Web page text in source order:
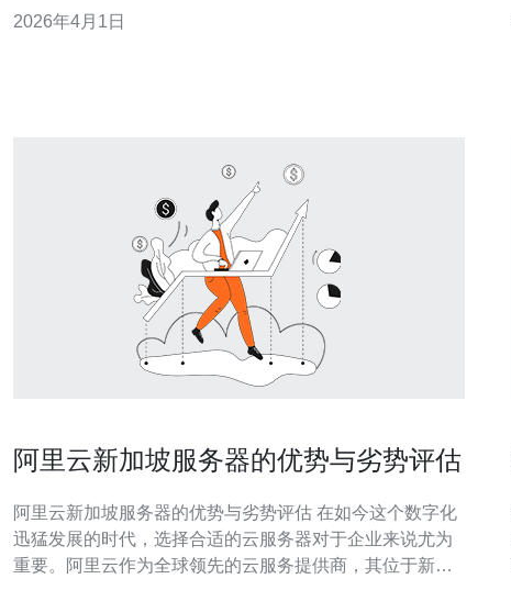
及监控、回滚与安全备份的实践要点，目标是用最少成本
2026年4月1日
阿里云新加坡服务器的优势与劣势评估
阿里云新加坡服务器的优势与劣势评估 在如今这个数字化
迅猛发展的时代，选择合适的云服务器对于企业来说尤为
重要。阿里云作为全球领先的云服务提供商，其位于新加